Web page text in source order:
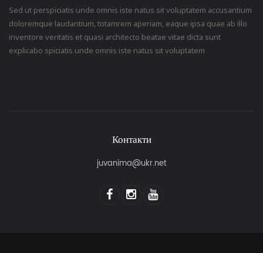
Sed ut perspiciatis unde omnis iste natus sit voluptatem accusantium
doloremque laudantium, totamrem aperiam, eaque ipsa quae ab illo
inventore veritatis et quasi architecto beatae vitae dicta sunt
explicabo spiciatis unde omnis iste natus sit voluptatem
Контакти
juvanima@ukr.net